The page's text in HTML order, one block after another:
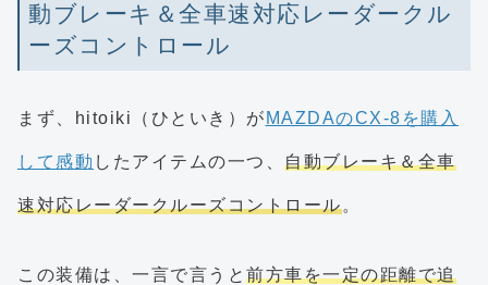
動ブレーキ＆全車速対応レーダークル
ーズコントロール
まず、hitoiki（ひといき）が MAZDAのCX-8を購入
して感動 したアイテムの一つ、 自動ブレーキ＆全車
速対応レーダークルーズコントロール。
この装備は、一言で言うと 前方車を一定の距離で追